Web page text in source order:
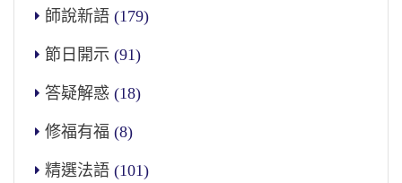
師說新語 (179)
節日開示 (91)
答疑解惑 (18)
修福有福 (8)
精選法語 (101)